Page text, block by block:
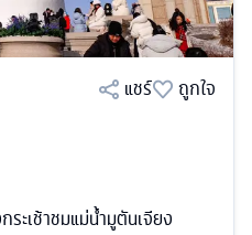
แชร์
ถูกใจ
ระเช้าชมแม่น้ำมูตันเจียง